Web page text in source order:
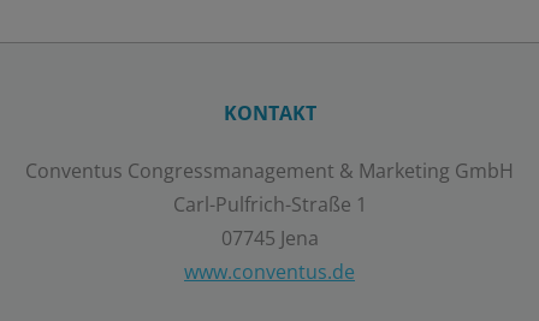
KONTAKT
Conventus Congressmanagement & Marketing GmbH
Carl-Pulfrich-Straße 1
07745 Jena
www.conventus.de